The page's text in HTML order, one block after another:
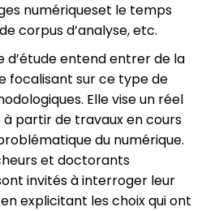
numériqueset le temps
corpus d’analyse, etc.
d’étude entend entrer de la
focalisant sur ce type de
Elle vise un réel
partir de travaux en cours
du numérique.
et doctorants
sont invités à interroger leur
explicitant les choix qui ont